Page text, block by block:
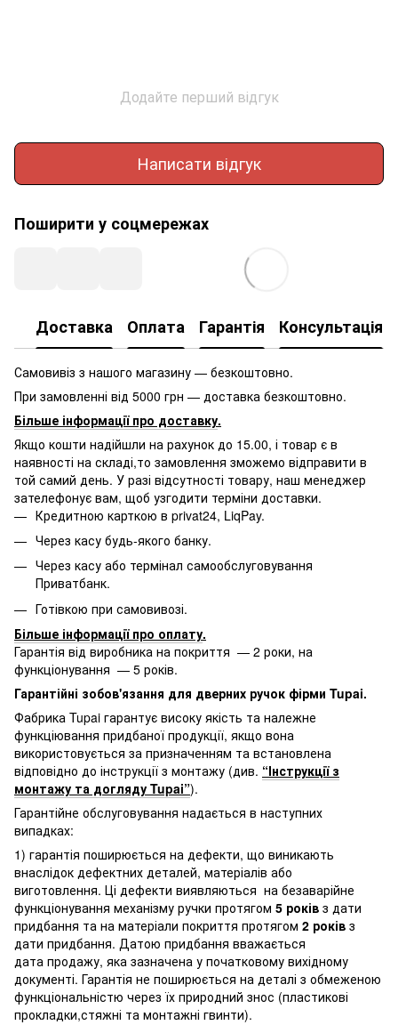
Додайте перший відгук
Написати відгук
Поширити у соцмережах
Доставка Оплата Гарантія Консультація
Самовивіз з нашого магазину — безкоштовно.
При замовленні від 5000 грн — доставка безкоштовно.
Більше інформації про доставку.
Якщо кошти надійшли на рахунок до 15.00, і товар є в
наявності на складі,то замовлення зможемо відправити в
той самий день. У разі відсутності товару, наш менеджер
зателефонує вам, щоб узгодити терміни доставки.
Кредитною карткою в privat24, LiqPay.
Через касу будь-якого банку.
Через касу або термінал самообслуговування
Приватбанк.
Готівкою при самовивозі.
Більше інформації про оплату.
Гарантія від виробника на покриття — 2 роки, на
функціонування — 5 років.
Гарантійні зобов'язання для дверних ручок фірми Tupai.
Фабрика Tupai гарантує високу якість та належне
функціювання придбаної продукції, якщо вона
використовується за призначенням та встановлена
відповідно до інструкції з монтажу (див. “Інструкції з
монтажу та догляду Tupai”).
Гарантійне обслуговування надається в наступних
випадках:
1) гарантія поширюється на дефекти, що виникають
внаслідок дефектних деталей, матеріалів або
виготовлення. Ці дефекти виявляються на безаварійне
функціонування механізму ручки протягом 5 років з дати
придбання та на матеріали покриття протягом 2 років з
дати придбання. Датою придбання вважається
дата продажу, яка зазначена у початковому вихідному
документі. Гарантія не поширюється на деталі з обмеженою
функціональністю через їх природний знос (пластикові
прокладки,стяжні та монтажні гвинти).